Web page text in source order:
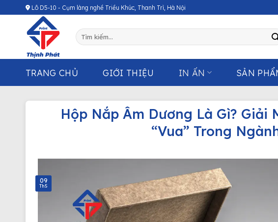
Chuyển
đến
Lô D5-10 - Cụm làng nghề Triều Khúc, Thanh Trì, Hà Nội
Tìm
kiếm:
TRANG CHỦ GIỚI THIỆU IN ẤN SẢN
Hộp Nắp Âm Dương Là Gì? Giải
“Vua” Trong
09
Th5